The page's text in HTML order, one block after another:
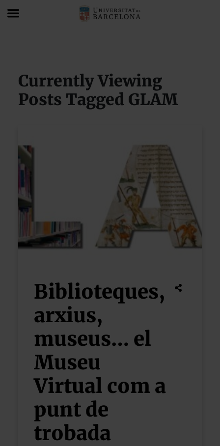
Currently Viewing
Posts Tagged GLAM
Biblioteques,
arxius,
museus… el
Museu
Virtual com a
punt de
trobada